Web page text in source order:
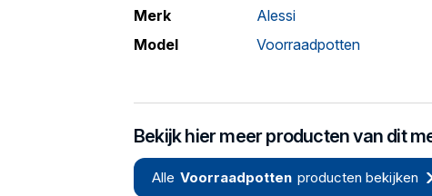
Merk
Alessi
Model
Voorraadpotten
Bekijk hier meer producten van dit
Alle Voorraadpotten producten bekijken